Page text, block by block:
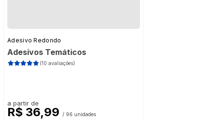
Adesivo Redondo
Adesivos Temáticos
(10 avaliações)
a partir de
R$ 36,99 / 96 unidades